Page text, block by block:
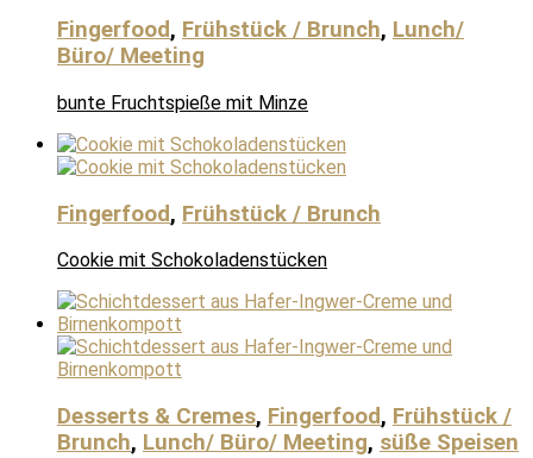
Fingerfood, Frühstück / Brunch, Lunch/
Büro/ Meeting
bunte Fruchtspieße mit Minze
Fingerfood, Frühstück / Brunch
Cookie mit Schokoladenstücken
Desserts & Cremes, Fingerfood, Frühstück /
Brunch, Lunch/ Büro/ Meeting, süße Speisen